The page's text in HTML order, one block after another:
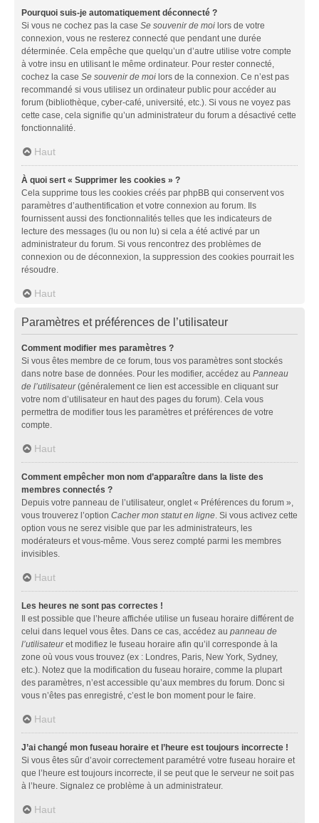
Pourquoi suis-je automatiquement déconnecté ?
Si vous ne cochez pas la case Se souvenir de moi lors de votre
connexion, vous ne resterez connecté que pendant une durée
déterminée. Cela empêche que quelqu’un d’autre utilise votre compte
à votre insu en utilisant le même ordinateur. Pour rester connecté,
cochez la case Se souvenir de moi lors de la connexion. Ce n’est pas
recommandé si vous utilisez un ordinateur public pour accéder au
forum (bibliothèque, cyber-café, université, etc.). Si vous ne voyez pas
cette case, cela signifie qu’un administrateur du forum a désactivé cette
fonctionnalité.
Haut
À quoi sert « Supprimer les cookies » ?
Cela supprime tous les cookies créés par phpBB qui conservent vos
paramètres d’authentification et votre connexion au forum. Ils
fournissent aussi des fonctionnalités telles que les indicateurs de
lecture des messages (lu ou non lu) si cela a été activé par un
administrateur du forum. Si vous rencontrez des problèmes de
connexion ou de déconnexion, la suppression des cookies pourrait les
résoudre.
Haut
Paramètres et préférences de l’utilisateur
Comment modifier mes paramètres ?
Si vous êtes membre de ce forum, tous vos paramètres sont stockés
dans notre base de données. Pour les modifier, accédez au Panneau
de l’utilisateur(généralement ce lien est accessible en cliquant sur
votre nom d’utilisateur en haut des pages du forum). Cela vous
permettra de modifier tous les paramètres et préférences de votre
compte.
Haut
Comment empêcher mon nom d’apparaître dans la liste des
membres connectés ?
Depuis votre panneau de l’utilisateur, onglet « Préférences du forum »,
vous trouverez l’option Cacher mon statut en ligne. Si vous activez cette
option vous ne serez visible que par les administrateurs, les
modérateurs et vous-même. Vous serez compté parmi les membres
invisibles.
Haut
Les heures ne sont pas correctes !
Il est possible que l’heure affichée utilise un fuseau horaire différent de
celui dans lequel vous êtes. Dans ce cas, accédez au panneau de
l’utilisateuret modifiez le fuseau horaire afin qu’il corresponde à la
zone où vous vous trouvez (ex : Londres, Paris, New York, Sydney,
etc.). Notez que la modification du fuseau horaire, comme la plupart
des paramètres, n’est accessible qu’aux membres du forum. Donc si
vous n’êtes pas enregistré, c’est le bon moment pour le faire.
Haut
J’ai changé mon fuseau horaire et l’heure est toujours incorrecte !
Si vous êtes sûr d’avoir correctement paramétré votre fuseau horaire et
que l’heure est toujours incorrecte, il se peut que le serveur ne soit pas
à l’heure. Signalez ce problème à un administrateur.
Haut